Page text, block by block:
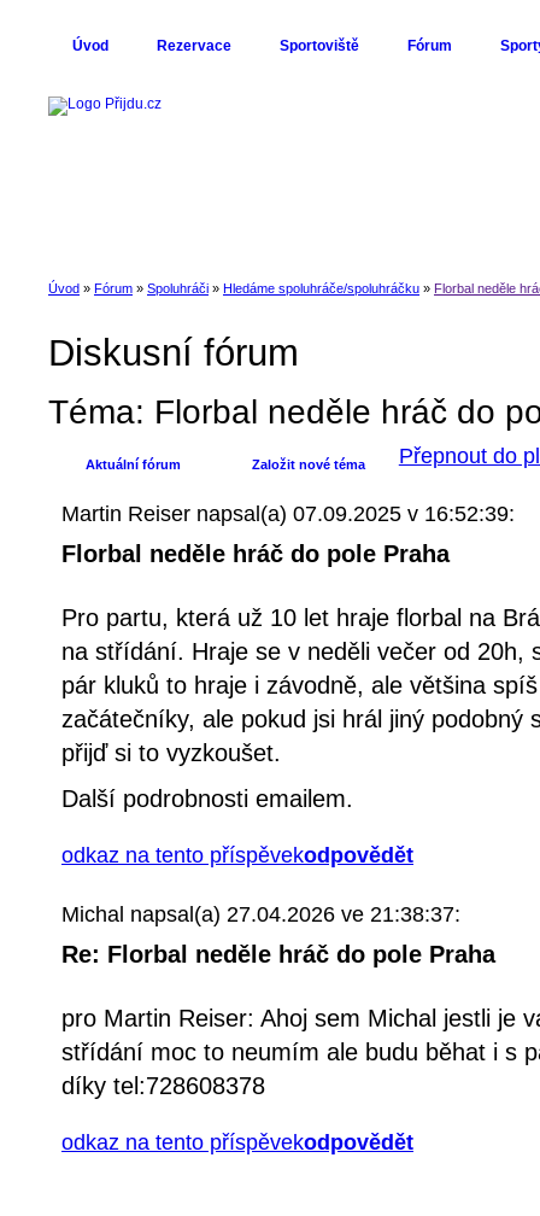
Úvod » Fórum » Spoluhráči » Hledáme spoluhráče/spoluhráčku » Florbal neděle
Diskusní fórum
Téma: Florbal neděle hráč do
Aktuální fórum Založit nové téma Přepnout do
Martin Reiser napsal(a) 07.09.2025 v 16:52:39:
Florbal neděle hráč do pole Praha
Pro partu, která už 10 let hraje florbal na
na střídání. Hraje se v neděli večer od 20h,
pár kluků to hraje i závodně, ale většina
začátečníky, ale pokud jsi hrál jiný podobný
přijď si to vyzkoušet.
Další podrobnosti emailem.
odkaz na tento příspěvekodpovědět
Michal napsal(a) 27.04.2026 ve 21:38:37:
Re: Florbal neděle hráč do pole Praha
pro Martin Reiser: Ahoj sem Michal jestli je
střídání moc to neumím ale budu běhat i s
díky tel:728608378
odkaz na tento příspěvekodpovědět
Úvod Rezervace Sportoviště Fórum